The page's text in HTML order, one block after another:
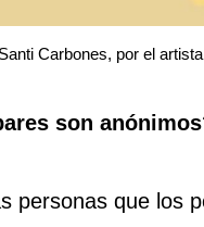
Santi Carbones, por el
son
que los